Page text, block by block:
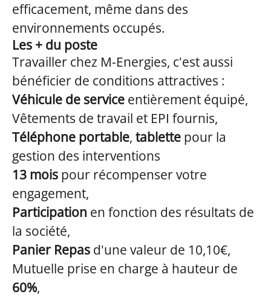
efficacement, même dans des
environnements occupés.
Les + du poste
Travailler chez M-Energies, c'est aussi
bénéficier de conditions attractives :
Véhicule de service entièrement équipé,
Vêtements de travail et EPI fournis,
Téléphone portable, tablette pour la
gestion des interventions
13 mois pour récompenser votre
engagement,
Participation en fonction des résultats de
la société,
Panier Repas d'une valeur de 10,10€,
Mutuelle prise en charge à hauteur de
60%,